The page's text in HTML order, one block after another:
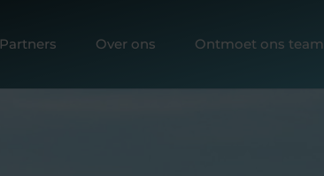
Partners Over ons Ontmoet ons team